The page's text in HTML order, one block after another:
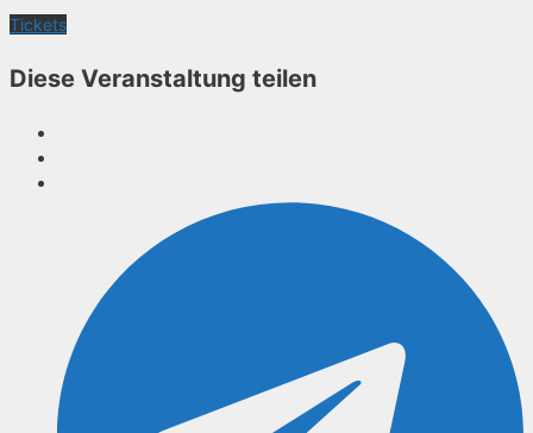
Tickets
Diese Veranstaltung teilen